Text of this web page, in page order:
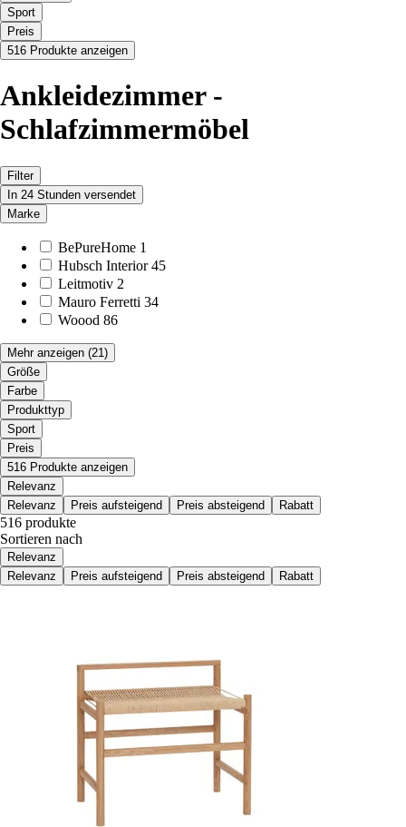
Sport
Preis
516 Produkte anzeigen
Ankleidezimmer -
Schlafzimmermöbel
Filter
In 24 Stunden versendet
Marke
BePureHome 1
Hubsch Interior 45
Leitmotiv 2
Mauro Ferretti 34
Woood 86
Mehr anzeigen (21)
Größe
Farbe
Produkttyp
Sport
Preis
516 Produkte anzeigen
Relevanz
Relevanz
Preis aufsteigend Preis absteigend Rabatt
516 produkte
Sortieren nach
Relevanz
Relevanz
Preis aufsteigend Preis absteigend Rabatt